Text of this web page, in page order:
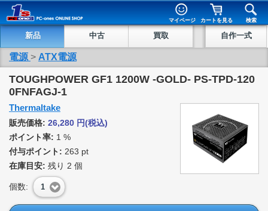
マイページ カートを見る 検索
新品 中古 買取 自作一式
電源 > ATX電源
TOUGHPOWER GF1 1200W -GOLD- PS-TPD-120
0FNFAGJ-1
Thermaltake
販売価格: 26,280 円(税込)
ポイント率: 1 %
付与ポイント: 263 pt
在庫目安: 残り 2 個
個数: 1